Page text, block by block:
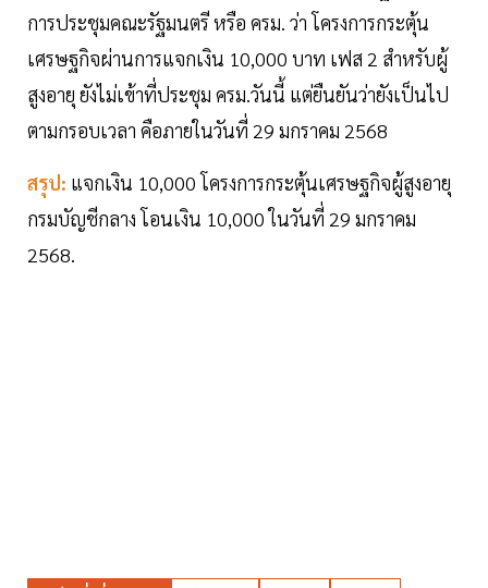
การประชุมคณะรัฐมนตรี หรือ ครม. ว่า โครงการกระตุ้น
เศรษฐกิจผ่านการแจกเงิน 10,000 บาท เฟส 2 สำหรับผู้
สูงอายุ ยังไม่เข้าที่ประชุม ครม.วันนี้ แต่ยืนยันว่ายังเป็นไป
ตามกรอบเวลา คือภายในวันที่ 29 มกราคม 2568
สรุป: แจกเงิน 10,000 โครงการกระตุ้นเศรษฐกิจผู้สูงอายุ
กรมบัญชีกลาง โอนเงิน 10,000 ในวันที่ 29 มกราคม
2568.